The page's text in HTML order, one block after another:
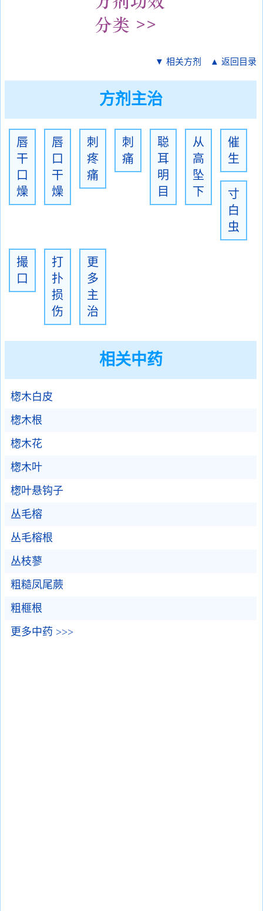
▼ 相关方剂 ▲ 返回目录
方剂主治
唇
干
口
燥
唇
口
干
燥
刺
疼
痛
刺
痛
聪
耳
明
目
从
高
坠
下
催
生
寸
白
虫
撮
口
打
扑
损
伤
更
多
主
治
相关中药
楤木白皮
楤木根
楤木花
楤木叶
楤叶悬钩子
丛毛榕
丛毛榕根
丛枝蓼
粗糙凤尾蕨
粗榧根
更多中药 >>>